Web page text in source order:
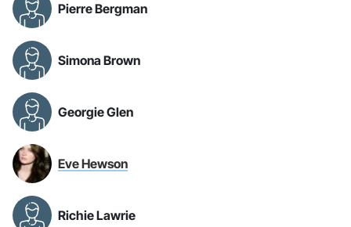
Pierre Bergman
Simona Brown
Georgie Glen
Eve Hewson
Richie Lawrie